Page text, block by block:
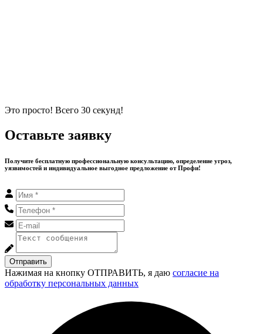
Это просто! Всего 30 секунд!
Оставьте заявку
Получите бесплатную профессиональную консультацию, определение угроз,
уязвимостей и индивидуальное выгодное предложение от Профи!
Отправить
Нажимая на кнопку ОТПРАВИТЬ, я даю согласие на
обработку персональных данных